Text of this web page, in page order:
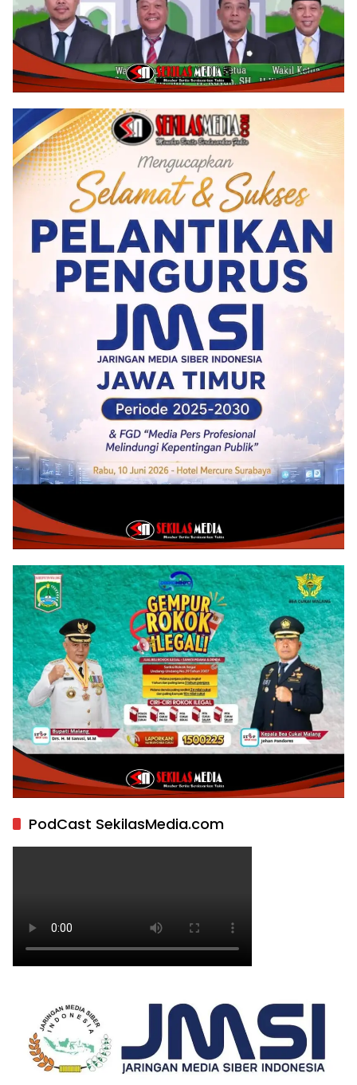
PodCast SekilasMedia.com